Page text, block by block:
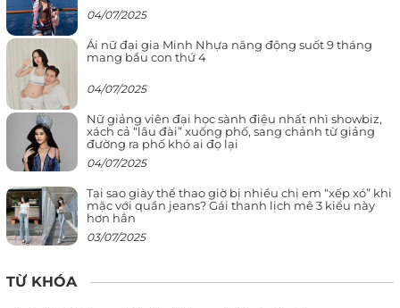
04/07/2025
Ái nữ đại gia Minh Nhựa năng động suốt 9 tháng
mang bầu con thứ 4
04/07/2025
Nữ giảng viên đại học sành điệu nhất nhì showbiz,
xách cả “lâu đài” xuống phố, sang chảnh từ giảng
đường ra phố khó ai đọ lại
04/07/2025
Tại sao giày thể thao giờ bị nhiều chị em “xếp xó” khi
mặc với quần jeans? Gái thanh lịch mê 3 kiểu này
hơn hẳn
03/07/2025
TỪ KHÓA